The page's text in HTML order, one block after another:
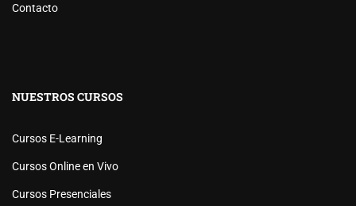
Contacto
NUESTROS CURSOS
Cursos E-Learning
Cursos Online en Vivo
Cursos Presenciales